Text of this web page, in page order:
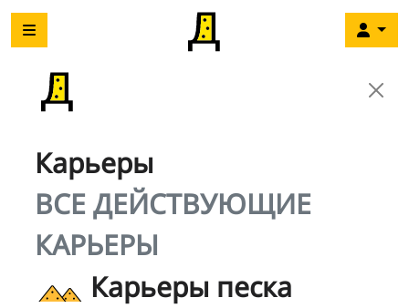
Карьеры
ВСЕ ДЕЙСТВУЮЩИЕ
КАРЬЕРЫ
Карьеры песка